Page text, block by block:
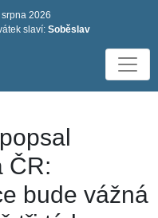
srpna 2026
slaví: Soběslav
ČR:
bude vážná